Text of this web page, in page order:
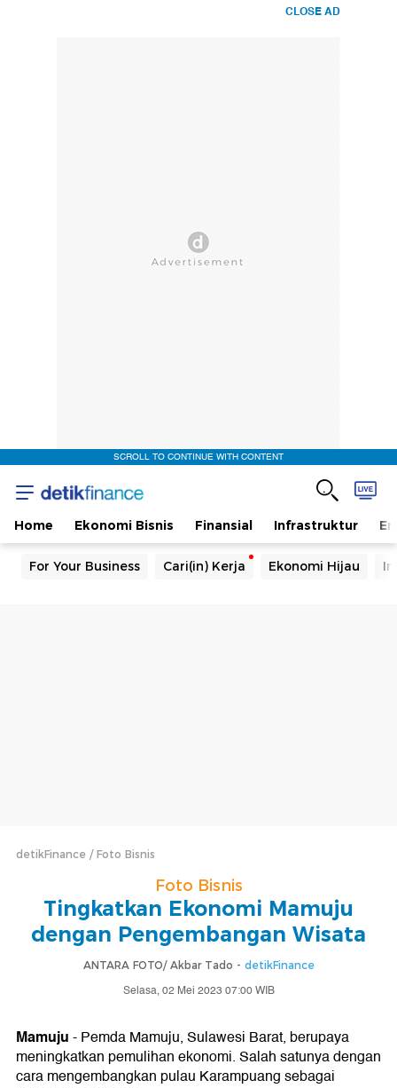
CLOSE AD
SCROLL TO CONTINUE WITH CONTENT
Home Ekonomi Bisnis Finansial Infrastruktur
For Your Business Cari(in) Kerja Ekonomi Hijau
detikFinance Foto Bisnis
Foto Bisnis
Tingkatkan Ekonomi Mamuju
dengan Pengembangan Wisata
ANTARA FOTO/ Akbar Tado - detikFinance
Selasa, 02 Mei 2023 07:00 WIB
Mamuju- Pemda Mamuju, Sulawesi Barat, berupaya
meningkatkan pemulihan ekonomi. Salah satunya dengan
cara mengembangkan pulau Karampuang sebagai